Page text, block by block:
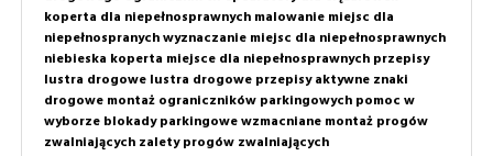
koperta dla niepełnosprawnych malowanie miejsc dla
niepełnospranychwyznaczanie miejsc dla niepełnosprawnych
niebieska koperta miejsce dla niepełnosprawnych przepisy
lustra drogowe lustra drogowe przepisy aktywne znaki
drogowe montaż ograniczników parkingowych pomoc w
wyborze blokady parkingowe wzmacniane montaż progów
zwalniających zalety progów zwalniających